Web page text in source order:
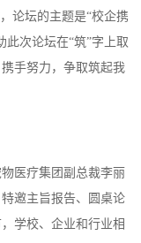
论坛的主题是“校企携
此次论坛在“筑”字上取
手努力，争取筑起我
医疗集团副总裁李丽
邀主旨报告、圆桌论
学校、企业和行业相